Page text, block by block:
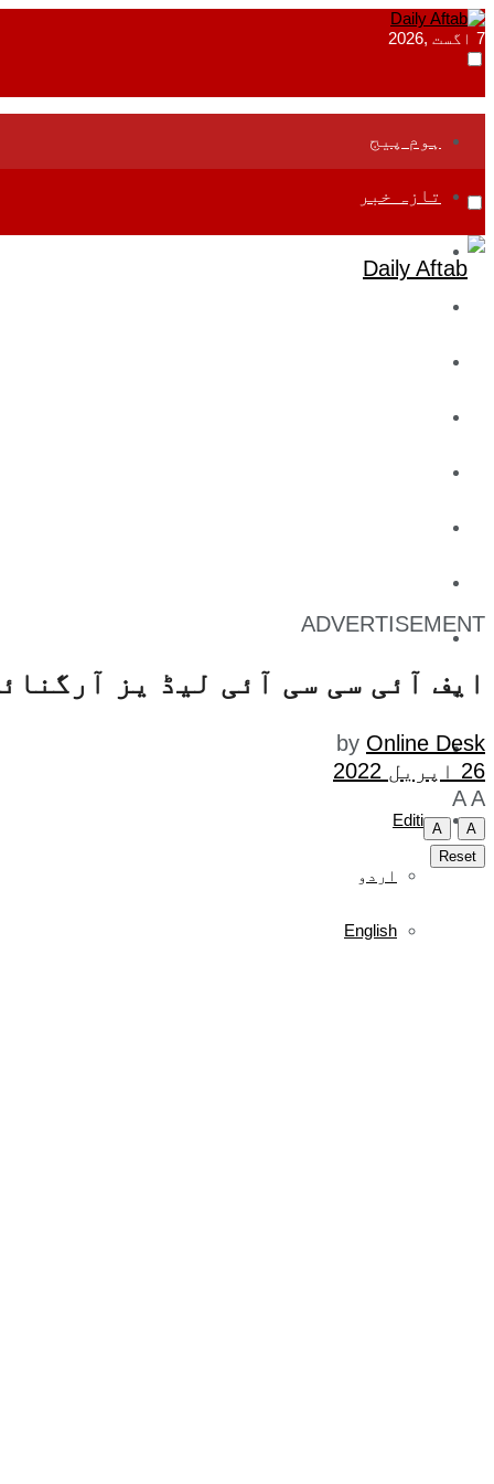
7 اگست ,2026
ہوم پیج
تازہ خبر
تفریح
صحت
آج کا اخبار
Edition
اردو
English
ADVERTISEMENT
ایف آئی سی سی آئی لیڈ یز
by Online Desk
26 اپریل 2022
A A
A
A
Reset